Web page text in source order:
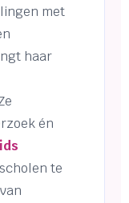
met
haar
én
te